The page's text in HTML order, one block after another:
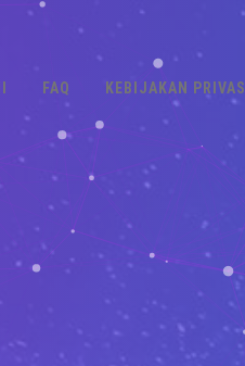
FAQ KEBIJAKAN PRIVASI